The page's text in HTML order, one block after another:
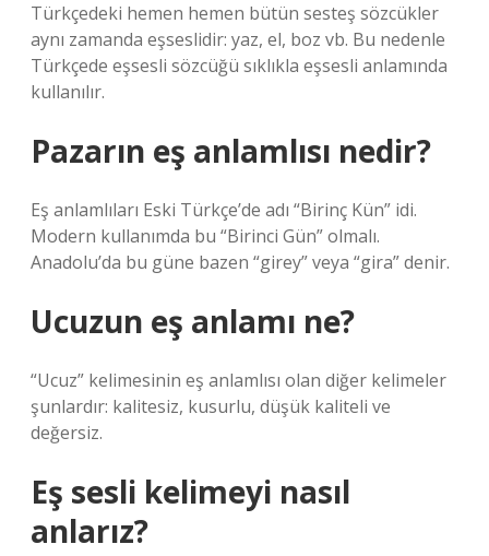
Türkçedeki hemen hemen bütün sesteş sözcükler
aynı zamanda eşseslidir: yaz, el, boz vb. Bu nedenle
Türkçede eşsesli sözcüğü sıklıkla eşsesli anlamında
kullanılır.
Pazarın eş anlamlısı nedir?
Eş anlamlıları Eski Türkçe’de adı “Birinç Kün” idi.
Modern kullanımda bu “Birinci Gün” olmalı.
Anadolu’da bu güne bazen “girey” veya “gira” denir.
Ucuzun eş anlamı ne?
“Ucuz” kelimesinin eş anlamlısı olan diğer kelimeler
şunlardır: kalitesiz, kusurlu, düşük kaliteli ve
değersiz.
Eş sesli kelimeyi nasıl
anlarız?